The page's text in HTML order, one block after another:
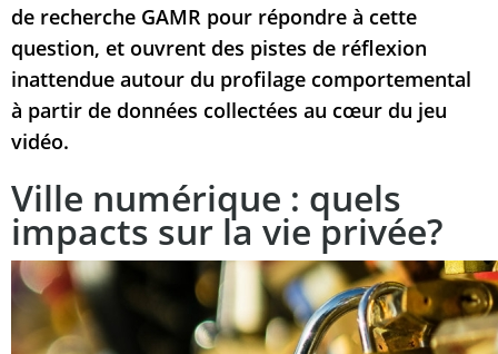
de recherche GAMR pour répondre à cette
question, et ouvrent des pistes de réflexion
inattendue autour du profilage comportemental
à partir de données collectées au cœur du jeu
vidéo.
Ville numérique : quels
impacts sur la vie privée?